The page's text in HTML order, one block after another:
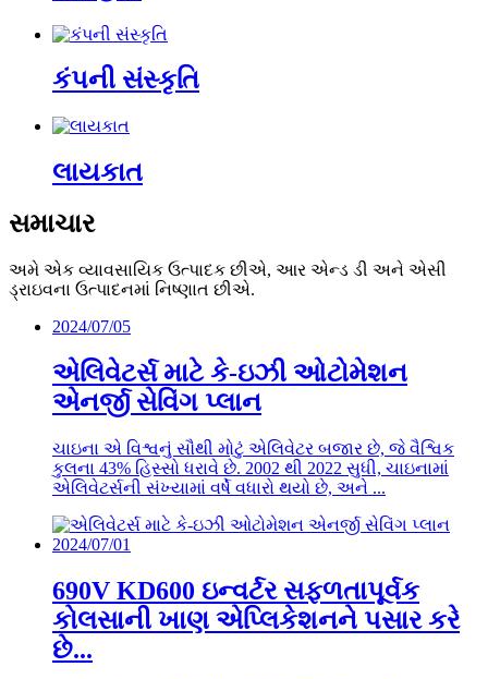
કંપની સંસ્કૃતિ
લાયકાત
સમાચાર
અમે એક વ્યાવસાયિક ઉત્પાદક છીએ, આર એન્ડ ડી અને એસી
ડ્રાઇવના ઉત્પાદનમાં નિષ્ણાત છીએ.
2024/07/05
એલિવેટર્સ માટે કે-ઇઝી ઓટોમેશન
એનર્જી સેવિંગ પ્લાન
ચાઇના એ વિશ્વનું સૌથી મોટું એલિવેટર બજાર છે, જે વૈશ્વિક
કુલના 43% હિસ્સો ધરાવે છે. 2002 થી 2022 સુધી, ચાઇનામાં
એલિવેટર્સની સંખ્યામાં વર્ષે વધારો થયો છે, અને ...
2024/07/01
690V KD600 ઇન્વર્ટર સફળતાપૂર્વક
કોલસાની ખાણ એપ્લિકેશનને પસાર કરે
છે...